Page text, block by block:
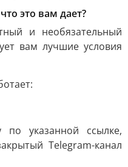
это вам дает?
и необязательный
вам лучшие условия
по указанной ссылке,
Telegram-канал